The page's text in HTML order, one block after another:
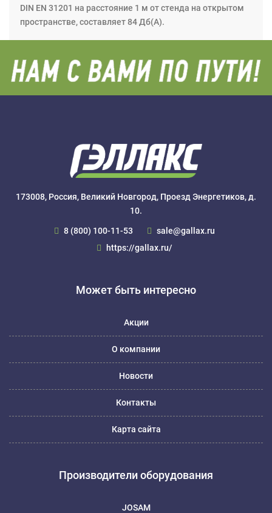
DIN EN 31201 на расстояние 1 м от стенда на открытом
пространстве, составляет 84 Дб(A).
173008, Россия, Великий Новгород, Проезд Энергетиков, д.
10.
8 (800) 100-11-53
sale@gallax.ru
https://gallax.ru/
Может быть интересно
Акции
О компании
Новости
Контакты
Карта сайта
Производители оборудования
JOSAM